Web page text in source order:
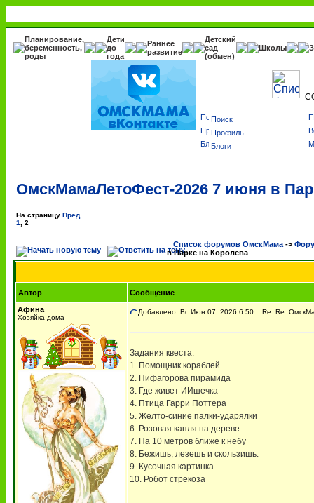
Планирование,
беременность,
роды
Дети
до
года
Раннее
развитие
Детский
сад
(обмен)
Школы
Поиск
Профиль
Блоги
ОмскМамаЛетоФест-2026 7 июня в
На страницу Пред.
1
2
Список форумов ОмскМама ->
в Парке на Королева
Автор
Сообщение
Афина
Хозяйка дома
Добавлено: Вс Июн 07, 2026 6:50 Re: Re:
Задания квеста:
1. Помощник кораблей
2. Пифагорова пирамида
3. Где живет ИИшечка
4. Птица Гарри Поттера
5. Желто-синие палки-ударялки
6. Розовая капля на дереве
7. На 10 метров ближе к небу
8. Бежишь, лезешь и скользишь.
9. Кусочная картинка
10. Робот стрекоза